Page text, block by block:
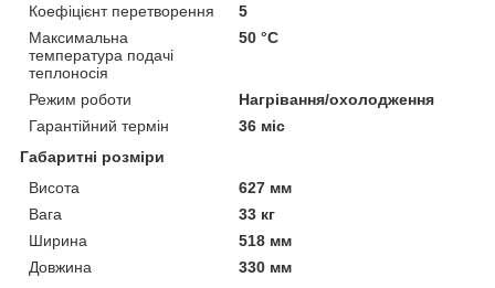
Коефіцієнт перетворення
5
Максимальна
температура подачі
теплоносія
50 °С
Режим роботи
Нагрівання/охолодження
Гарантійний термін
36 міс
Габаритні розміри
Висота
627 мм
Вага
33 кг
Ширина
518 мм
Довжина
330 мм